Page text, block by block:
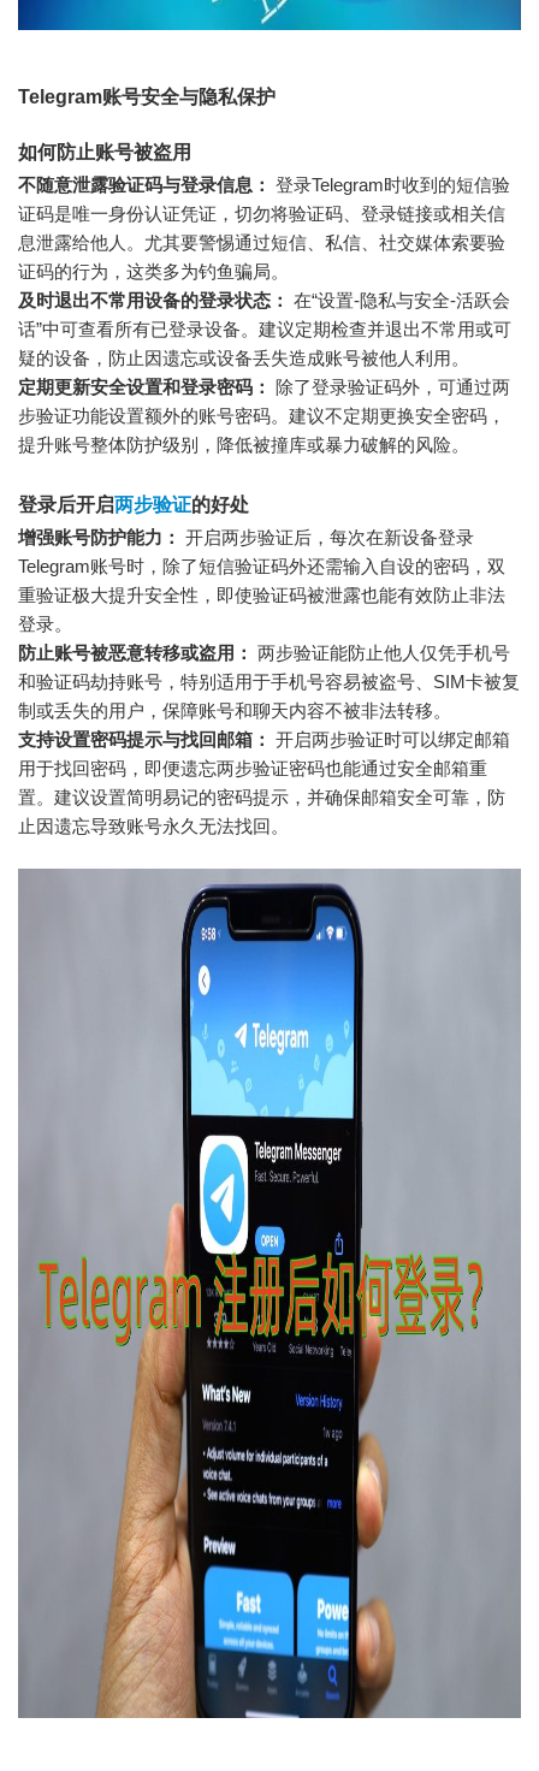
Telegram账号安全与隐私保护
如何防止账号被盗用
不随意泄露验证码与登录信息： 登录Telegram时收到的短信验
证码是唯一身份认证凭证，切勿将验证码、登录链接或相关信
息泄露给他人。尤其要警惕通过短信、私信、社交媒体索要验
证码的行为，这类多为钓鱼骗局。
及时退出不常用设备的登录状态： 在“设置-隐私与安全-活跃会
话”中可查看所有已登录设备。建议定期检查并退出不常用或可
疑的设备，防止因遗忘或设备丢失造成账号被他人利用。
定期更新安全设置和登录密码：
除了登录验证码外，可通过两
步验证功能设置额外的账号密码。建议不定期更换安全密码，
提升账号整体防护级别，降低被撞库或暴力破解的风险。
登录后开启两步验证的好处
增强账号防护能力： 开启两步验证后，每次在新设备登录
Telegram账号时，除了短信验证码外还需输入自设的密码，双
重验证极大提升安全性，即使验证码被泄露也能有效防止非法
登录。
防止账号被恶意转移或盗用： 两步验证能防止他人仅凭手机号
和验证码劫持账号，特别适用于手机号容易被盗号、SIM卡被复
制或丢失的用户，保障账号和聊天内容不被非法转移。
支持设置密码提示与找回邮箱： 开启两步验证时可以绑定邮箱
用于找回密码，即便遗忘两步验证密码也能通过安全邮箱重
置。建议设置简明易记的密码提示，并确保邮箱安全可靠，防
止因遗忘导致账号永久无法找回。